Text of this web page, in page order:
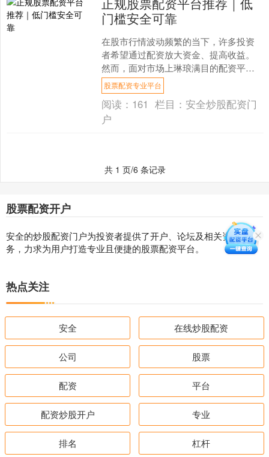
门槛安全可靠
在股市行情波动频繁的当下，许多投资
者希望通过配资放大资金、提高收益。
然而，面对市场上琳琅满目的配资平
台，如何选择一家正规、低门槛且安全
可靠的平台，成为投资者最关....
股票配资专业平台
阅读： 161 栏目：安全炒股配资门
户
共 1 页/6 条记录
股票配资开户
安全的炒股配资门户为投资者提供了开户、论坛及相关资讯服
务，力求为用户打造专业且便捷的股票配资平台。
热点关注
安全 在线炒股配资
公司 股票
配资 平台
配资炒股开户 专业
排名 杠杆